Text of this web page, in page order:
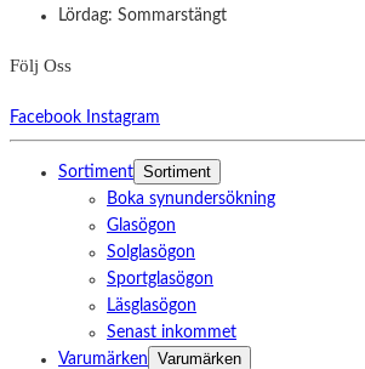
Lördag: Sommarstängt
Följ Oss
Facebook Instagram
Sortiment Sortiment
Boka synundersökning
Glasögon
Solglasögon
Sportglasögon
Läsglasögon
Senast inkommet
Varumärken
Varumärken